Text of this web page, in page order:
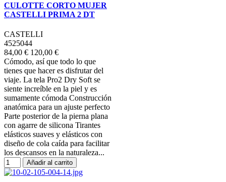
CULOTTE CORTO MUJER
CASTELLI PRIMA 2 DT
CASTELLI
4525044
84,00 € 120,00 €
Cómodo, así que todo lo que
tienes que hacer es disfrutar del
viaje. La tela Pro2 Dry Soft se
siente increíble en la piel y es
sumamente cómoda Construcción
anatómica para un ajuste perfecto
Parte posterior de la pierna plana
con agarre de silicona Tirantes
elásticos suaves y elásticos con
diseño de cola caída para facilitar
los descansos en la naturaleza...
Añadir al carrito